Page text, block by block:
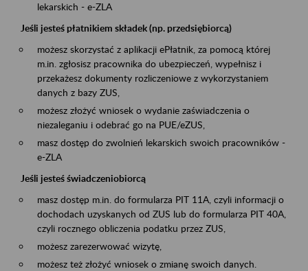
lekarskich - e-ZLA
Jeśli jesteś płatnikiem składek (np. przedsiębiorcą)
możesz skorzystać z aplikacji ePłatnik, za pomocą której
m.in. zgłosisz pracownika do ubezpieczeń, wypełnisz i
przekażesz dokumenty rozliczeniowe z wykorzystaniem
danych z bazy ZUS,
możesz złożyć wniosek o wydanie zaświadczenia o
niezaleganiu i odebrać go na PUE/eZUS,
masz dostęp do zwolnień lekarskich swoich pracowników -
e-ZLA
Jeśli jesteś świadczeniobiorcą
masz dostęp m.in. do formularza PIT 11A, czyli informacji o
dochodach uzyskanych od ZUS lub do formularza PIT 40A,
czyli rocznego obliczenia podatku przez ZUS,
możesz zarezerwować wizytę,
możesz też złożyć wniosek o zmianę swoich danych.